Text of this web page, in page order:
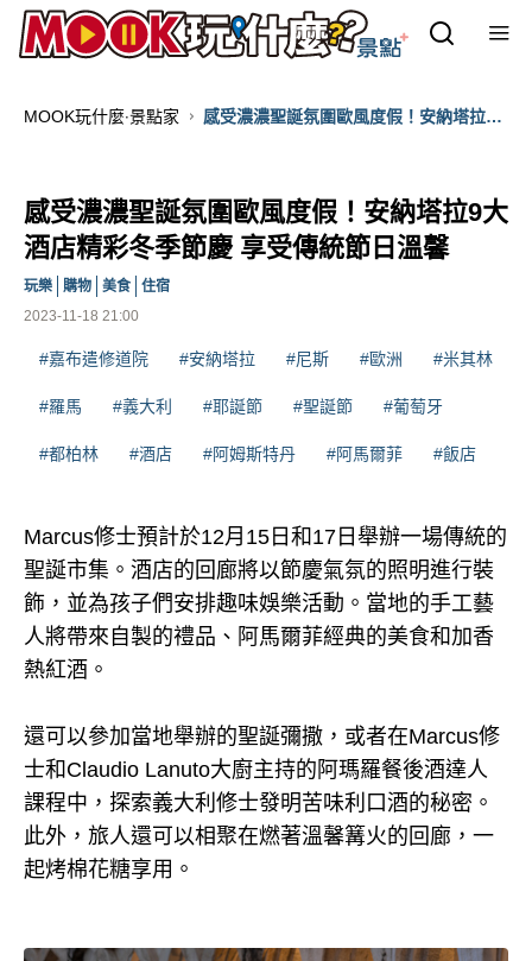
MOOK玩什麼‧景點家
感受濃濃聖誕氛圍歐風度假！安納塔拉9
感受濃濃聖誕氛圍歐風度假！安納塔拉9大
酒店精彩冬季節慶 享受傳統節日溫馨
2023-11-18 21:00
玩樂 購物 美食 住宿
#嘉布遣修道院 #安納塔拉 #尼斯 #歐洲 #米其林
#羅馬 #義大利 #耶誕節 #聖誕節 #葡萄牙
#都柏林 #酒店 #阿姆斯特丹 #阿馬爾菲 #飯店
Marcus修士預計於12月15日和17日舉辦一場傳統的
聖誕市集。酒店的回廊將以節慶氣氛的照明進行裝
飾，並為孩子們安排趣味娛樂活動。當地的手工藝
人將帶來自製的禮品、阿馬爾菲經典的美食和加香
熱紅酒。
還可以參加當地舉辦的聖誕彌撒，或者在Marcus修
士和Claudio Lanuto大廚主持的阿瑪羅餐後酒達人
課程中，探索義大利修士發明苦味利口酒的秘密。
此外，旅人還可以相聚在燃著溫馨篝火的回廊，一
起烤棉花糖享用。